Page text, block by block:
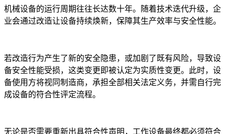
机械设备的运行周期往往长达数十年。随着技术迭代升级，企
业会通过改造让设备持续焕新，保障其生产效率与安全性能。
若改造行为产生了新的安全隐患，或加剧了既有风险，导致设
备安全性能受损，这类变更即被认定为实质性变更。此时，设
备使用方将视同制造商，承担全部相关法定义务，并需自行完
成设备的符合性评定流程。
无论是否需要重新出具符合性声明，工作设备最终都必须符合